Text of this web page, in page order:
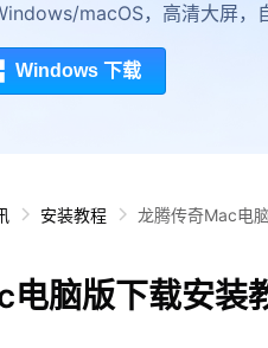
macOS，高清大屏，
Windows 下载
安装教程 龙腾传奇Mac电
电脑版下载安装